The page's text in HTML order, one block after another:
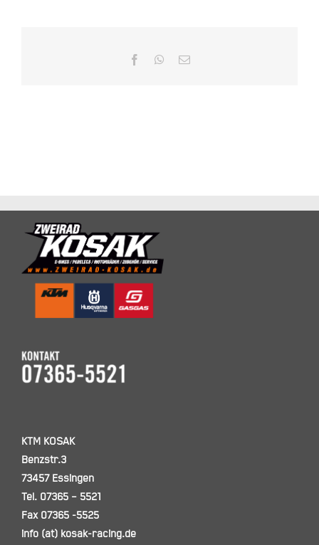
FacebookWhatsApp
E-
KTM KOSAK
Benzstr.3
73457 Essingen
Tel. 07365 – 5521
Fax 07365 -5525
info (at) kosak-racing.de